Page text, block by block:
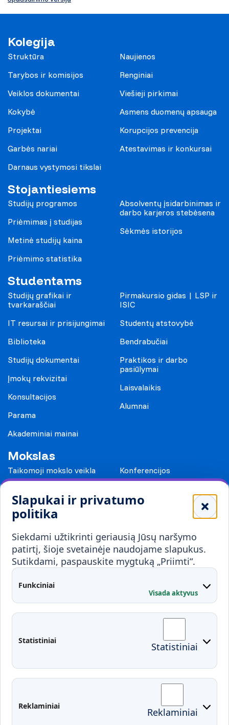
Slapukai ir privatumo
politika
Siekdami užtikrinti geriausią Jūsų naršymo
patirtį, šioje svetainėje naudojame slapukus.
Sutikdami, paspauskite mygtuką „Priimti“.
Funkciniai
Visada aktyvus
Statistiniai Statistiniai
Reklaminiai Reklaminiai
Kolegija
Struktūra
Tarybos ir komisijos
Veiklos dokumentai
Kokybė
Projektai
Garbės nariai
Darnaus vystymosi tikslai
Naujienos
Renginiai
Viešieji pirkimai
Asmens duomenų apsauga
Korupcijos prevencija
Atestavimas ir konkursai
Stojantiesiems
Studijų programos
Priėmimas į studijas
Metinė studijų kaina
Priėmimo statistika
Absolventų įsidarbinimas ir
darbo karjeros stebėsena
Sėkmės istorijos
Studentams
Studijų grafikai ir
tvarkaraščiai
IT resursai ir prisijungimai
Biblioteka
Studijų dokumentai
Įmokų rekvizitai
Konsultacijos
Parama
Akademiniai mainai
Pirmakursio gidas | LSP ir
ISIC
Studentų atstovybė
Bendrabučiai
Praktikos ir darbo
pasiūlymai
Laisvalaikis
Alumnai
Mokslas
Taikomoji mokslo veikla
Konferencijos
Mokykloms
Visuomenei ir verslui
Mokymai ir konsultavimas
Partnerystės
Karjera
Kontaktai
Administracija
Fakultetai
Studentų atstovybė
Moodle
EDINA
Pasirengimas ekstremaliai